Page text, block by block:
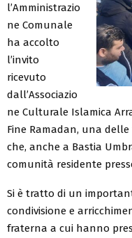
l’Amministrazio
ne Comunale
ha accolto
l’invito
ricevuto
dall’Associazio
ne Culturale Islamica
Fine Ramadan, una
che, anche a Bastia
comunità residente
Si è tratto di un
condivisione e
fraterna a cui hanno